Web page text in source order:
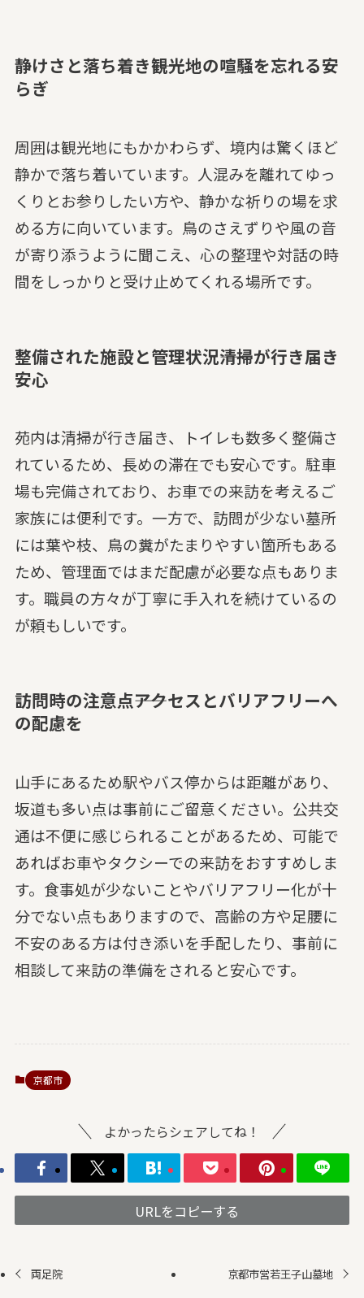
静けさと落ち着き――観光地の喧騒を忘れる安
らぎ
周囲は観光地にもかかわらず、境内は驚くほど
静かで落ち着いています。人混みを離れてゆっ
くりとお参りしたい方や、静かな祈りの場を求
める方に向いています。鳥のさえずりや風の音
が寄り添うように聞こえ、心の整理や対話の時
間をしっかりと受け止めてくれる場所です。
整備された施設と管理状況――清掃が行き届き
安心
苑内は清掃が行き届き、トイレも数多く整備さ
れているため、長めの滞在でも安心です。駐車
場も完備されており、お車での来訪を考えるご
家族には便利です。一方で、訪問が少ない墓所
には葉や枝、鳥の糞がたまりやすい箇所もある
ため、管理面ではまだ配慮が必要な点もありま
す。職員の方々が丁寧に手入れを続けているの
が頼もしいです。
訪問時の注意点――アクセスとバリアフリーへ
の配慮を
山手にあるため駅やバス停からは距離があり、
坂道も多い点は事前にご留意ください。公共交
通は不便に感じられることがあるため、可能で
あればお車やタクシーでの来訪をおすすめしま
す。食事処が少ないことやバリアフリー化が十
分でない点もありますので、高齢の方や足腰に
不安のある方は付き添いを手配したり、事前に
相談して来訪の準備をされると安心です。
京都市
よかったらシェアしてね！
URLをコピーする
両足院 京都市営若王子山墓地